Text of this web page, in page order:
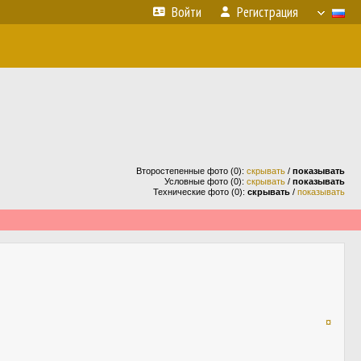
Войти Регистрация
Второстепенные фото (0): скрывать / показывать
Условные фото (0): скрывать / показывать
Технические фото (0): скрывать / показывать
¤